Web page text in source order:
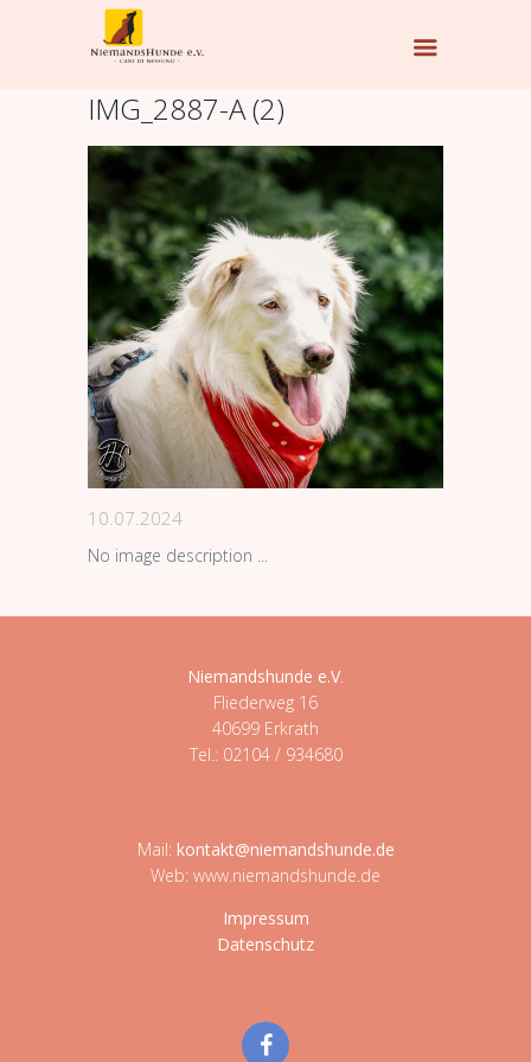
IMG_2887-A (2)
10.07.2024
No image description ...
Niemandshunde e.V
Fliederweg 16
40699 Erkrath
Tel.: 02104 / 934680
Mail: kontakt@niemandshunde.de
Web: www.niemandshunde.de
Impressum
Datenschutz